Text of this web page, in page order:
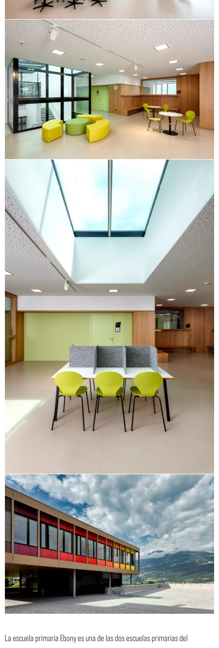
La escuela primaria Ebony es una de las dos escuelas primarias del